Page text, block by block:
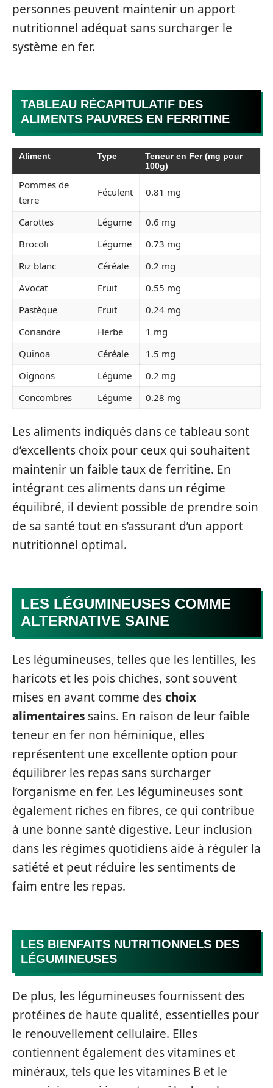
personnes peuvent maintenir un apport
nutritionnel adéquat sans surcharger le
système en fer.
TABLEAU RÉCAPITULATIF DES
ALIMENTS PAUVRES EN FERRITINE
Aliment Type
Teneur en Fer (mg pour
100g)
Pommes de
terre
Féculent 0.81 mg
Carottes Légume
0.6 mg
Brocoli
Légume
0.73 mg
Riz blanc
Céréale
0.2 mg
Avocat
Fruit
0.55 mg
Pastèque
Fruit
0.24 mg
Coriandre
Herbe
1 mg
Quinoa
Céréale
1.5 mg
Oignons
Légume
0.2 mg
Concombres
Légume 0.28 mg
Les aliments indiqués dans ce tableau sont
d’excellents choix pour ceux qui souhaitent
maintenir un faible taux de ferritine. En
intégrant ces aliments dans un régime
équilibré, il devient possible de prendre soin
de sa santé tout en s’assurant d’un apport
nutritionnel optimal.
LES LÉGUMINEUSES COMME
ALTERNATIVE SAINE
Les légumineuses, telles que les lentilles, les
haricots et les pois chiches, sont souvent
mises en avant comme deschoix
alimentaires sains. En raison de leur faible
teneur en fer non héminique, elles
représentent une excellente option pour
équilibrer les repas sans surcharger
l’organisme en fer. Les légumineuses sont
également riches en fibres, ce qui contribue
à une bonne santé digestive. Leur inclusion
dans les régimes quotidiens aide à réguler la
satiété et peut réduire les sentiments de
faim entre les repas.
LES BIENFAITS NUTRITIONNELS DES
LÉGUMINEUSES
De plus, les légumineuses fournissent des
protéines de haute qualité, essentielles pour
le renouvellement cellulaire. Elles
contiennent également des vitamines et
minéraux, tels que les vitamines B et le